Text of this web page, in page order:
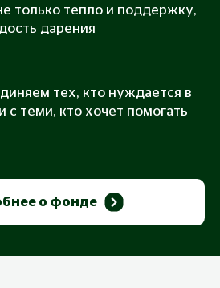
только тепло и поддержку,
дарения
тех, кто нуждается в
с теми, кто хочет помогать
о фонде